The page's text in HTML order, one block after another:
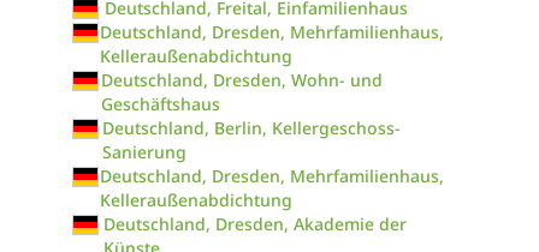
Deutschland, Freital, Einfamilienhaus
Deutschland, Dresden, Mehrfamilienhaus,
Kelleraußenabdichtung
Deutschland, Dresden, Wohn- und
Geschäftshaus
Deutschland, Berlin, Kellergeschoss-
Sanierung
Deutschland, Dresden, Mehrfamilienhaus,
Kelleraußenabdichtung
Deutschland, Dresden, Akademie der